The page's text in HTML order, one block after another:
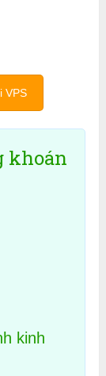
VPS
khoán
kinh